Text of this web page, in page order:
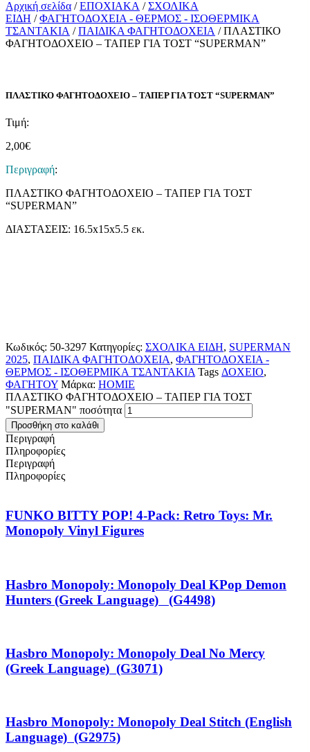
Αρχική σελίδα /ΕΠΟΧΙΑΚΑ /ΣΧΟΛΙΚΑ
ΕΙΔΗ /ΦΑΓΗΤΟΔΟΧΕΙΑ - ΘΕΡΜΟΣ - ΙΣΟΘΕΡΜΙΚΑ
ΤΣΑΝΤΑΚΙΑ /ΠΑΙΔΙΚΑ ΦΑΓΗΤΟΔΟΧΕΙΑ / ΠΛΑΣΤΙΚΟ
ΦΑΓΗΤΟΔΟΧΕΙΟ – ΤΑΠΕΡ ΓΙΑ ΤΟΣΤ “SUPERMAN”
ΠΛΑΣΤΙΚΟ ΦΑΓΗΤΟΔΟΧΕΙΟ – ΤΑΠΕΡ ΓΙΑ ΤΟΣΤ “SUPERMAN”
Τιμή:
2,00€
Περιγραφή:
ΠΛΑΣΤΙΚΟ ΦΑΓΗΤΟΔΟΧΕΙΟ – ΤΑΠΕΡ ΓΙΑ ΤΟΣΤ
“SUPERMAN”
ΔΙΑΣΤΑΣΕΙΣ: 16.5x15x5.5 εκ.
Κωδικός: 50-3297 Κατηγορίες: ΣΧΟΛΙΚΑ ΕΙΔΗ, SUPERMAN
2025, ΠΑΙΔΙΚΑ ΦΑΓΗΤΟΔΟΧΕΙΑ, ΦΑΓΗΤΟΔΟΧΕΙΑ -
ΘΕΡΜΟΣ - ΙΣΟΘΕΡΜΙΚΑ ΤΣΑΝΤΑΚΙΑ Tags ΔΟΧΕΙΟ,
ΦΑΓΗΤΟΥ Μάρκα: HOMIE
ΠΛΑΣΤΙΚΟ ΦΑΓΗΤΟΔΟΧΕΙΟ – ΤΑΠΕΡ ΓΙΑ ΤΟΣΤ
"SUPERMAN" ποσότητα
Προσθήκη στο καλάθι
Περιγραφή
Πληροφορίες
Περιγραφή
Πληροφορίες
FUNKO BITTY POP! 4-Pack: Retro Toys: Mr.
Monopoly Vinyl Figures
Hasbro Monopoly: Monopoly Deal KPop Demon
Hunters (Greek Language) (G4498)
Hasbro Monopoly: Monopoly Deal No Mercy
(Greek Language) (G3071)
Hasbro Monopoly: Monopoly Deal Stitch (English
Language) (G2975)